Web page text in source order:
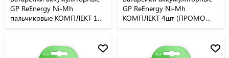
GP ReEnergy Ni-Mh
пальчиковые КОМПЛЕКТ 10
GP ReEnergy Ni-Mh
КОМПЛЕКТ 4шт (ПРОМО